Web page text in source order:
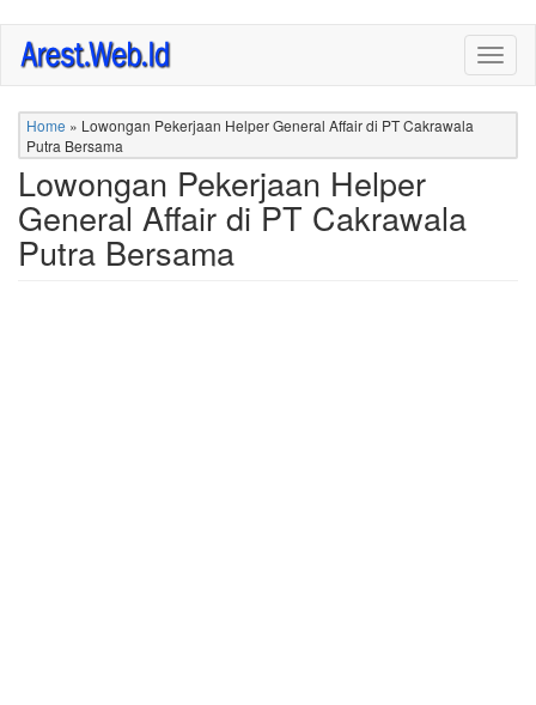
Skip
main
content
Home » Lowongan Pekerjaan Helper General Affair di PT Cakrawala
Putra Bersama
Lowongan Pekerjaan Helper
General Affair di PT Cakrawala
Putra Bersama